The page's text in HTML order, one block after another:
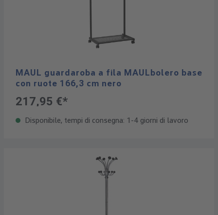
MAUL guardaroba a fila MAULbolero base
con ruote 166,3 cm nero
217,95 €*
Disponibile, tempi di consegna: 1-4 giorni di lavoro